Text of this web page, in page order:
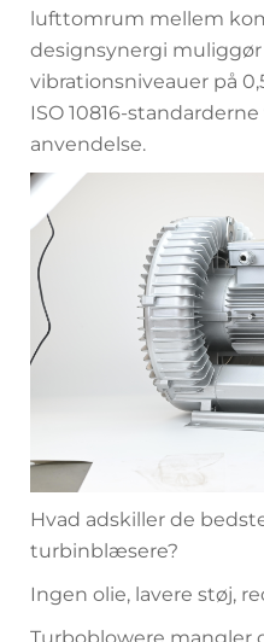
lufttomrum mellem
designsynergi
vibrationsniveauer på
ISO 10816-
anvendelse.
Hvad adskiller de
turbinblæsere?
Ingen olie, lavere støj,
Turboblowere mangler